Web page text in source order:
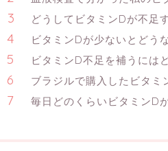
どうしてビタミンDが不足
ビタミンDが少ないとどう
ビタミンD不足を補うには
ブラジルで購入したビタミ
毎日どのくらいビタミンD